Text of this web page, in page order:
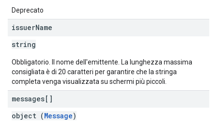
Deprecato
issuerName
string
Obbligatorio. Il nome dell'emittente. La lunghezza massima
consigliata è di 20 caratteri per garantire che la stringa
completa venga visualizzata su schermi più piccoli.
messages[]
object (Message)